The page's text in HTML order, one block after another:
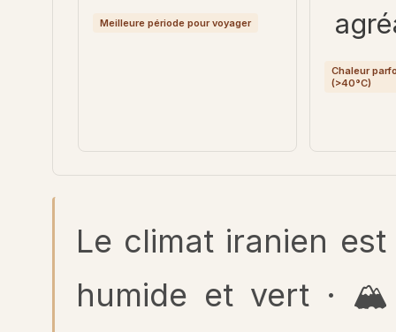
Meilleure période pour voyager
Chaleur
(>40°C)
Le climat iranien
humide et vert ·